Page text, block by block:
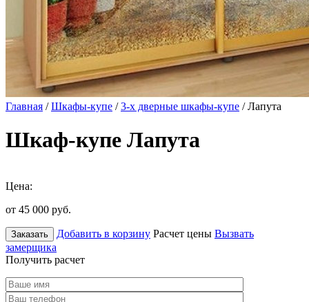
Главная /Шкафы-купе /3-х дверные шкафы-купе / Лапута
Шкаф-купе Лапута
Цена:
от 45 000 руб.
Заказать Добавить в корзину Расчет цены Вызвать
замерщика
Получить расчет